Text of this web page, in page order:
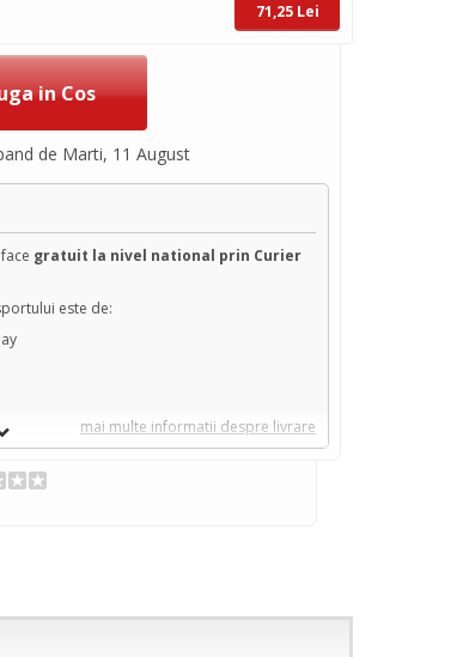
71,25 Lei
de Marti, 11 August
gratuit la nivel national prin Curier
este de:
mai multe informatii despre livrare